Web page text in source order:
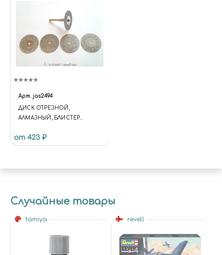
Арт. jas2494
ДИСК ОТРЕЗНОЙ,
АЛМАЗНЫЙ, БЛИСТЕР
от 423 ₽
Случайные товары
tamiya revell